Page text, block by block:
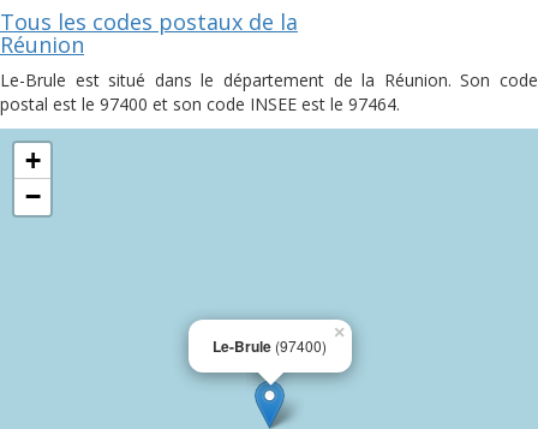
Tous les codes postaux de la
Réunion
Le-Brule est situé dans le département de la Réunion. Son code
postal est le 97400 et son code INSEE est le 97464.
Le-Brule (97400)
×
+
−